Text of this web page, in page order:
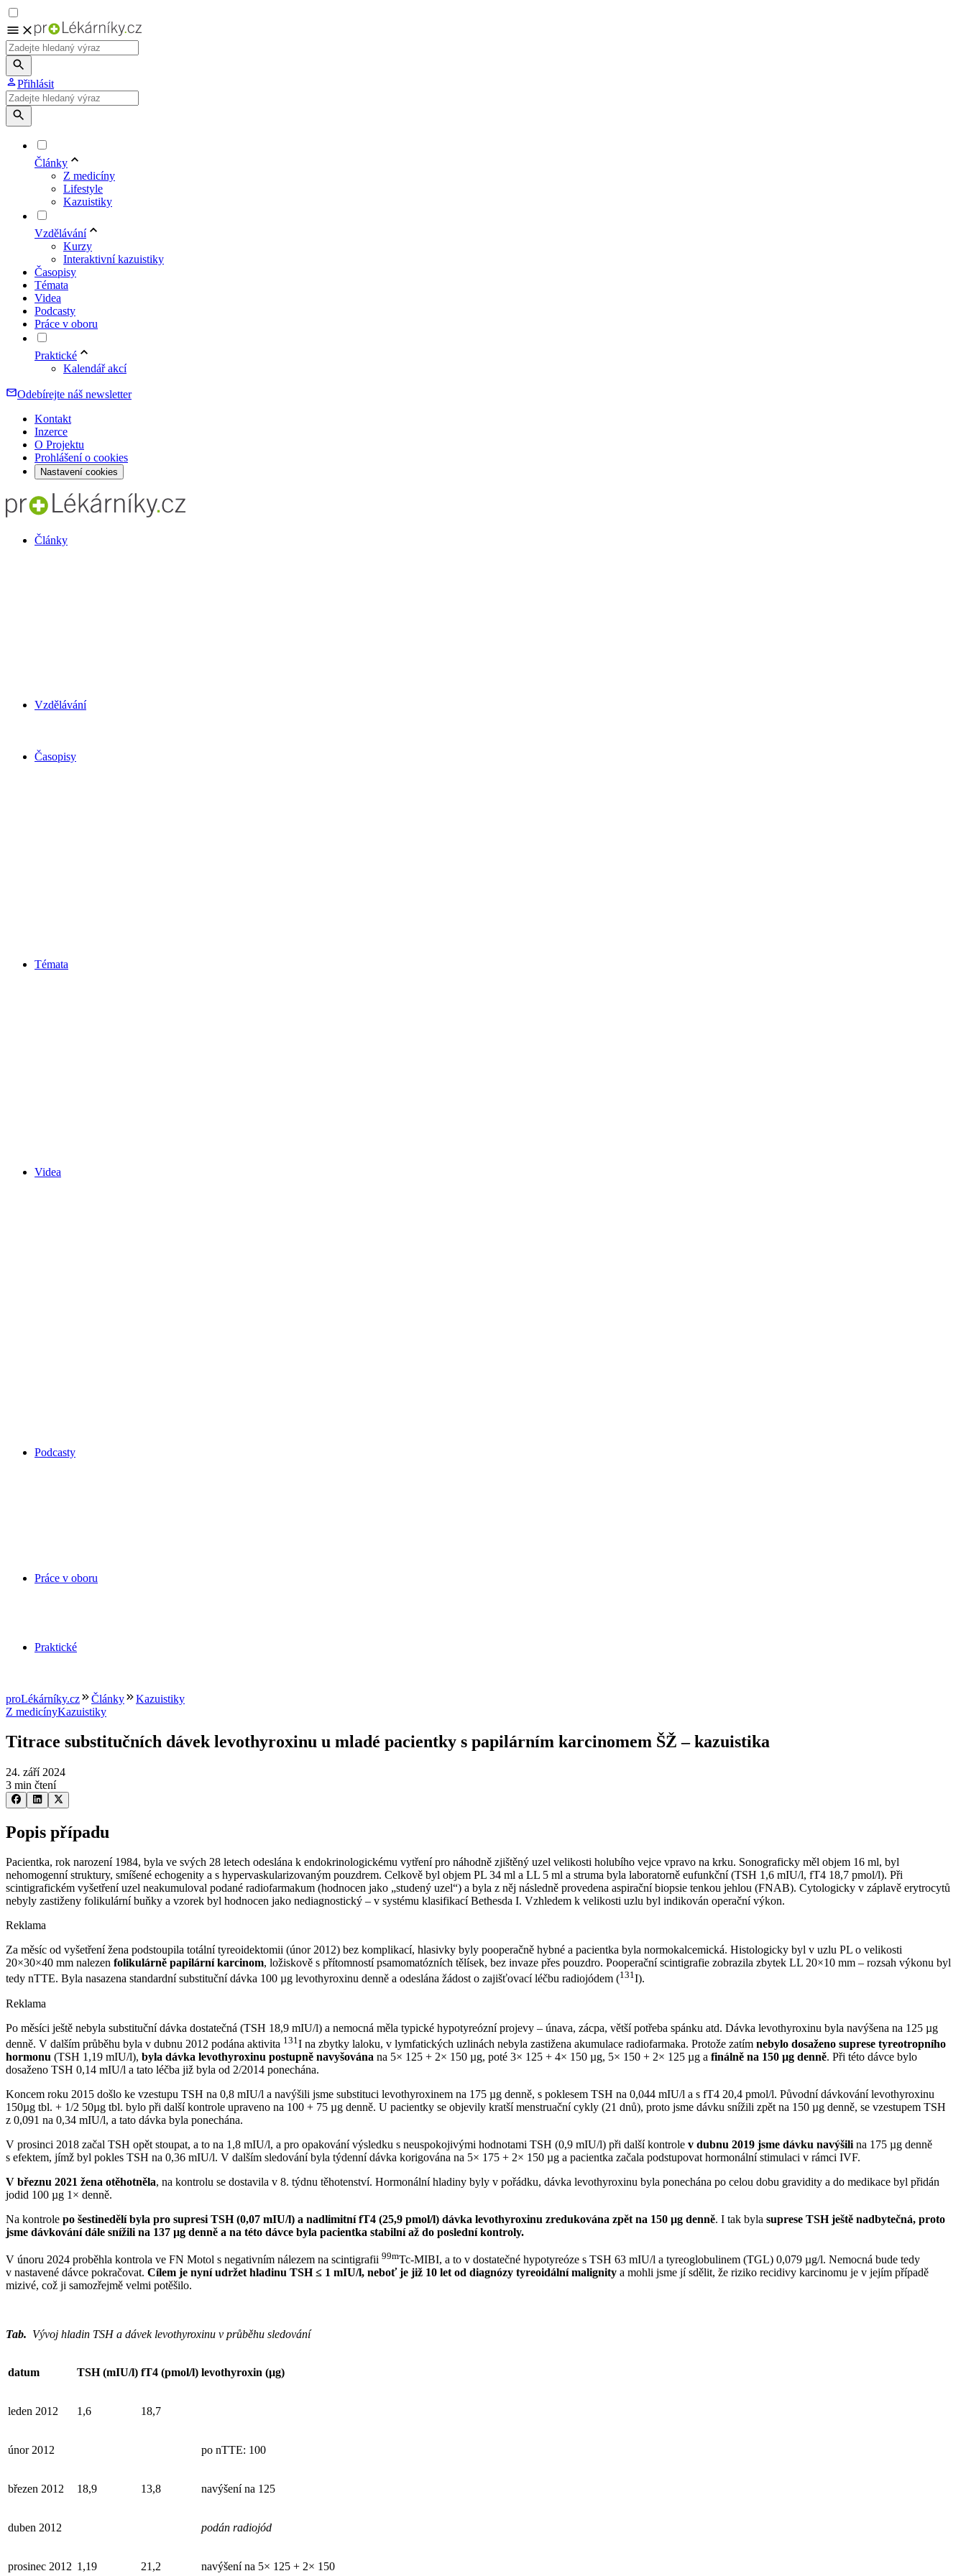
Přihlásit
Články
Z medicíny
Lifestyle
Kazuistiky
Vzdělávání
Kurzy
Interaktivní kazuistiky
Časopisy
Témata
Videa
Podcasty
Práce v oboru
Praktické
Kalendář akcí
Odebírejte náš newsletter
Kontakt
Inzerce
O Projektu
Prohlášení o cookies
Nastavení cookies
Články
Vzdělávání
Časopisy
Témata
Videa
Podcasty
Práce v oboru
Praktické
proLékárníky.cz Články
Kazuistiky
Z medicínyKazuistiky
Titrace substitučních dávek levothyroxinu u mladé pacientky s papilárním karcinomem ŠŽ –⁠ kazuistika
24. září 2024
3 min čtení
Popis případu
Pacientka, rok narození 1984, byla ve svých 28 letech odeslána k endokrinologickému vytření pro náhodně zjištěný uzel velikosti holubího vejce vpravo na krku. Sonograficky měl objem 16 ml, byl
nehomogenní struktury, smíšené echogenity a s hypervaskularizovaným pouzdrem. Celkově byl objem PL 34 ml a LL 5 ml a struma byla laboratorně eufunkční (TSH 1,6 mIU⁠/⁠l, fT4 18,7 pmol⁠/⁠l). Při
scintigrafickém vyšetření uzel neakumuloval podané radiofarmakum (hodnocen jako „studený uzel“) a byla z něj následně provedena aspirační biopsie tenkou jehlou (FNAB). Cytologicky v záplavě erytrocytů
nebyly zastiženy folikulární buňky a vzorek byl hodnocen jako nediagnostický –⁠ v systému klasifikací Bethesda I. Vzhledem k velikosti uzlu byl indikován operační výkon.
Reklama
Za měsíc od vyšetření žena podstoupila totální tyreoidektomii (únor 2012) bez komplikací, hlasivky byly pooperačně hybné a pacientka byla normokalcemická. Histologicky byl v uzlu PL o velikosti
20×30×40 mm nalezen folikulárně papilární karcinom, ložiskově s přítomností psamomatózních tělísek, bez invaze přes pouzdro. Pooperační scintigrafie zobrazila zbytek LL 20×10 mm –⁠ rozsah výkonu byl
tedy nTTE. Byla nasazena standardní substituční dávka 100 µg levothyroxinu denně a odeslána žádost o zajišťovací léčbu radiojódem (131I).
Reklama
Po měsíci ještě nebyla substituční dávka dostatečná (TSH 18,9 mIU⁠/⁠l) a nemocná měla typické hypotyreózní projevy –⁠ únava, zácpa, větší potřeba spánku atd. Dávka levothyroxinu byla navýšena na 125 µg
denně. V dalším průběhu byla v dubnu 2012 podána aktivita 131 I na zbytky laloku, v lymfatických uzlinách nebyla zastižena akumulace radiofarmaka. Protože zatím nebylo dosaženo suprese tyreotropního
hormonu (TSH 1,19 mIU⁠/⁠l), byla dávka levothyroxinu postupně navyšována na 5× 125 + 2× 150 µg, poté 3× 125 + 4× 150 µg, 5× 150 + 2× 125 µg a finálně na 150 µg denně. Při této dávce bylo
dosaženo TSH 0,14 mIU⁠/⁠l a tato léčba již byla od 2/2014 ponechána.
Koncem roku 2015 došlo ke vzestupu TSH na 0,8 mIU⁠/⁠l a navýšili jsme substituci levothyroxinem na 175 µg denně, s poklesem TSH na 0,044 mIU⁠/⁠l a s fT4 20,4 pmol⁠/⁠l. Původní dávkování levothyroxinu
150µg tbl. + 1/2 50µg tbl. bylo při další kontrole upraveno na 100 + 75 µg denně. U pacientky se objevily kratší menstruační cykly (21 dnů), proto jsme dávku snížili zpět na 150 µg denně, se vzestupem TSH
z 0,091 na 0,34 mIU⁠/⁠l, a tato dávka byla ponechána.
V prosinci 2018 začal TSH opět stoupat, a to na 1,8 mIU⁠/⁠l, a pro opakování výsledku s neuspokojivými hodnotami TSH (0,9 mIU⁠/⁠l) při další kontrole v dubnu 2019 jsme dávku navýšili na 175 µg denně
s efektem, jímž byl pokles TSH na 0,36 mIU⁠/⁠l. V dalším sledování byla týdenní dávka korigována na 5× 175 + 2× 150 µg a pacientka začala podstupovat hormonální stimulaci v rámci IVF.
V březnu 2021 žena otěhotněla, na kontrolu se dostavila v 8. týdnu těhotenství. Hormonální hladiny byly v pořádku, dávka levothyroxinu byla ponechána po celou dobu gravidity a do medikace byl přidán
jodid 100 µg 1× denně.
Na kontrole po šestinedělí byla pro supresi TSH (0,07 mIU⁠/⁠l) a nadlimitní fT4 (25,9 pmol⁠/⁠l) dávka levothyroxinu zredukována zpět na 150 µg denně. I tak byla suprese TSH ještě nadbytečná, proto
jsme dávkování dále snížili na 137 µg denně a na této dávce byla pacientka stabilní až do poslední kontroly.
V únoru 2024 proběhla kontrola ve FN Motol s negativním nálezem na scintigrafii 99mTc-MIBI, a to v dostatečné hypotyreóze s TSH 63 mIU⁠/⁠l a tyreoglobulinem (TGL) 0,079 µg⁠/⁠l. Nemocná bude tedy
v nastavené dávce pokračovat. Cílem je nyní udržet hladinu TSH ≤ 1 mIU⁠/⁠l, neboť je již 10 let od diagnózy tyreoidální malignity a mohli jsme jí sdělit, že riziko recidivy karcinomu je v jejím případě
mizivé, což ji samozřejmě velmi potěšilo.
Tab. Vývoj hladin TSH a dávek levothyroxinu v průběhu sledování
datum TSH (mIU/l) fT4 (pmol/l) levothyroxin (µg)
leden 2012 1,6 18,7
únor 2012 po nTTE: 100
březen 2012 18,9 13,8 navýšení na 125
duben 2012 podán radiojód
prosinec 2012 1,19 21,2 navýšení na 5× 125 + 2× 150